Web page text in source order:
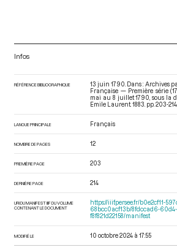
Infos
RÉFÉRENCE BIBLIOGRAPHIQUE
13 juin 1790. Dans : Archives
Française — Première série
mai au 8 juillet 1790 , sous la
Emile Laurent. 1883. pp. 203-214.
LANGUE PRINCIPALE Français
NOMBRE DE PAGES 12
PREMIÈRE PAGE 203
DERNIÈRE PAGE 214
URI DU MANIFEST IIIF DU VOLUME
CONTENANT LE DOCUMENT
https://iiif.persee.fr/b0e2cf11-
68bcc0acf13b/8fdccad6-
f8f821d22158/manifest
MODIFIÉ LE 10 octobre 2024 à 17:55